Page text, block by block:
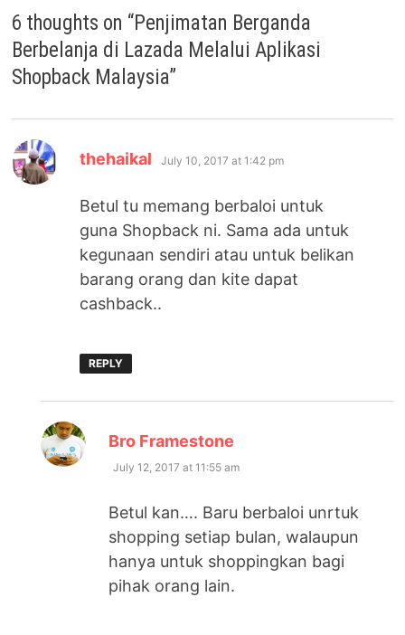
6 thoughts on “Penjimatan Berganda
Berbelanja di Lazada Melalui Aplikasi
Shopback Malaysia”
thehaikal says:
July 10, 2017 at 1:42 pm
Betul tu memang berbaloi untuk
guna Shopback ni. Sama ada untuk
kegunaan sendiri atau untuk belikan
barang orang dan kite dapat
cashback..
REPLY
Bro Framestone
July 12, 2017 at 11:55 am
Betul kan…. Baru berbaloi unrtuk
shopping setiap bulan, walaupun
hanya untuk shoppingkan bagi
pihak orang lain.